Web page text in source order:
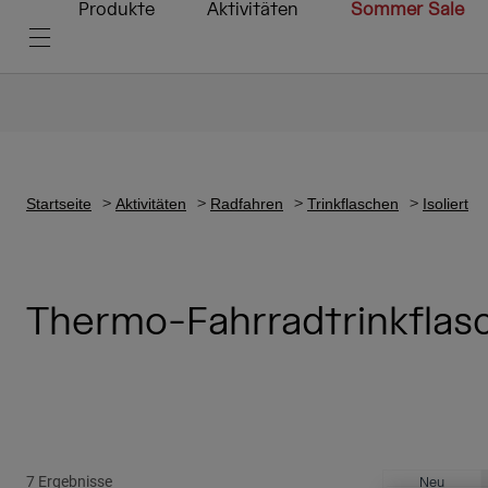
Produkte Aktivitäten Sommer Sale
Startseite Aktivitäten Radfahren Trinkflaschen Isoliert
Thermo-
7 Ergebnisse Neu